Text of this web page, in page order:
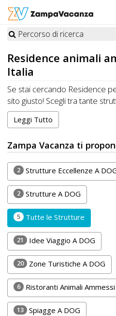
STRUTTURE
A
DOG
LUOGHI
DOG
OFFERTE
A
DOG
INFO
A
DOG
Percorso di ricerca
Residence animali
Italia
Se stai cercando Residence
sito giusto! Scegli tra tante
Vacanza felici di ospitare cani,
domestici. Organizza la tua
Struttura per conoscere
Vacanza, sempre con te!
Leggi Tutto
Zampa Vacanza ti
2 Strutture Eccellenze A
2 Strutture A DOG
5 Tutte le Strutture
21 Idee Viaggio A DOG
20 Zone Turistiche A DOG
6 Ristoranti Animali Ammessi
13 Spiagge A DOG